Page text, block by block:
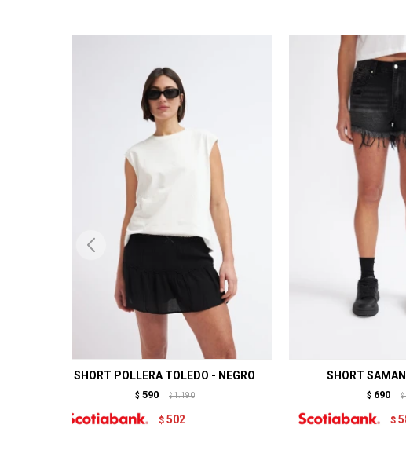
SHORT POLLERA TOLEDO - NEGRO
$ 590 $ 1.190
$ 502
SHORT
$ 690 $
$